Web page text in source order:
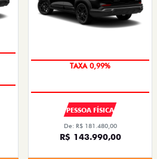
TAXA 0,99%
PESSOA FÍSICA
De: R$ 181.480,00
R$ 143.990,00